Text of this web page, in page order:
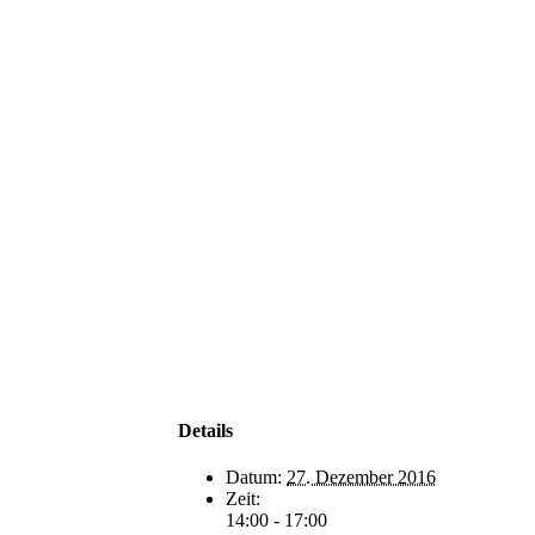
Details
Datum: 27. Dezember 2016
Zeit:
14:00 - 17:00